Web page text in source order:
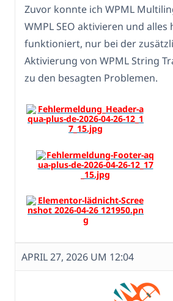
Zuvor konnte ich WPML
WMPL SEO aktivieren und alles
funktioniert, nur bei der
Aktivierung von WPML String
zu den besagten Problemen.
APRIL 27, 2026 UM 12:04